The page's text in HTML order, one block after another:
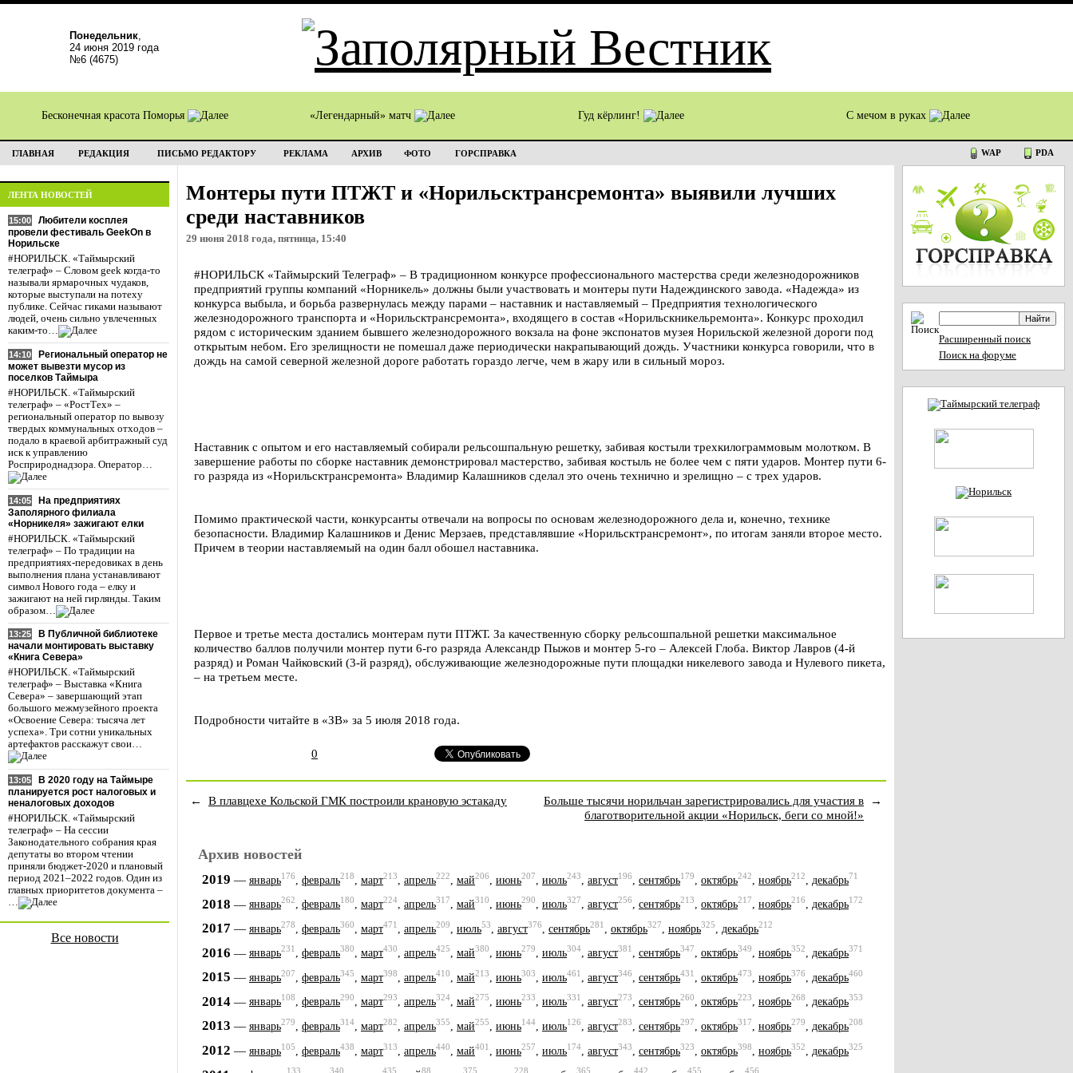
Понедельник,
24 июня 2019 года
№6 (4675)
Бесконечная красота Поморья «Легендарный» матч Гуд кёрлинг! С мечом в руках
ГЛАВНАЯ РЕДАКЦИЯ ПИСЬМО РЕДАКТОРУ РЕКЛАМА АРХИВ ФОТО ГОРСПРАВКА WAP PDA
ЛЕНТА НОВОСТЕЙ
15:00
Любители косплея
провели фестиваль GeekOn в
Норильске
#НОРИЛЬСК. «Таймырский
телеграф» – Словом geek когда-то
называли ярмарочных чудаков,
которые выступали на потеху
публике. Сейчас гиками называют
людей, очень сильно увлеченных
каким-то…
14:10
Региональный оператор не
может вывезти мусор из
поселков Таймыра
#НОРИЛЬСК. «Таймырский
телеграф» – «РостТех» –
региональный оператор по вывозу
твердых коммунальных отходов –
подало в краевой арбитражный суд
иск к управлению
Росприроднадзора. Оператор…
14:05
На предприятиях
Заполярного филиала
«Норникеля» зажигают елки
#НОРИЛЬСК. «Таймырский
телеграф» – По традиции на
предприятиях-передовиках в день
выполнения плана устанавливают
символ Нового года – елку и
зажигают на ней гирлянды. Таким
образом…
13:25
В Публичной библиотеке
начали монтировать выставку
«Книга Севера»
#НОРИЛЬСК. «Таймырский
телеграф» – Выставка «Книга
Севера» – завершающий этап
большого межмузейного проекта
«Освоение Севера: тысяча лет
успеха». Три сотни уникальных
артефактов расскажут свои…
13:05
В 2020 году на Таймыре
планируется рост налоговых и
неналоговых доходов
#НОРИЛЬСК. «Таймырский
телеграф» – На сессии
Законодательного собрания края
депутаты во втором чтении
приняли бюджет-2020 и плановый
период 2021–2022 годов. Один из
главных приоритетов документа –
…
Все новости
Монтеры пути ПТЖТ и «Норильсктрансремонта» выявили лучших
среди наставников
29 июня 2018 года, пятница, 15:40
#НОРИЛЬСК «Таймырский Телеграф» – В традиционном конкурсе профессионального мастерства среди железнодорожников
предприятий группы компаний «Норникель» должны были участвовать и монтеры пути Надеждинского завода. «Надежда» из
конкурса выбыла, и борьба развернулась между парами – наставник и наставляемый – Предприятия технологического
железнодорожного транспорта и «Норильсктрансремонта», входящего в состав «Норильскникельремонта». Конкурс проходил
рядом с историческим зданием бывшего железнодорожного вокзала на фоне экспонатов музея Норильской железной дороги под
открытым небом. Его зрелищности не помешал даже периодически накрапывающий дождь. Участники конкурса говорили, что в
дождь на самой северной железной дороге работать гораздо легче, чем в жару или в сильный мороз.
Наставник с опытом и его наставляемый собирали рельсошпальную решетку, забивая костыли трехкилограммовым молотком. В
завершение работы по сборке наставник демонстрировал мастерство, забивая костыль не более чем с пяти ударов. Монтер пути 6-
го разряда из «Норильсктрансремонта» Владимир Калашников сделал это очень технично и зрелищно – с трех ударов.
Помимо практической части, конкурсанты отвечали на вопросы по основам железнодорожного дела и, конечно, технике
безопасности. Владимир Калашников и Денис Мерзаев, представлявшие «Норильсктрансремонт», по итогам заняли второе место.
Причем в теории наставляемый на один балл обошел наставника.
Первое и третье места достались монтерам пути ПТЖТ. За качественную сборку рельсошпальной решетки максимальное
количество баллов получили монтер пути 6-го разряда Александр Пыжов и монтер 5-го – Алексей Глоба. Виктор Лавров (4-й
разряд) и Роман Чайковский (3-й разряд), обслуживающие железнодорожные пути площадки никелевого завода и Нулевого пикета,
– на третьем месте.
Подробности читайте в «ЗВ» за 5 июля 2018 года.
0
← В плавцехе Кольской ГМК построили крановую эстакаду
Больше тысячи норильчан зарегистрировались для участия в
благотворительной акции «Норильск, беги со мной!»
→
Архив новостей
2019 — январь176 февраль218 март213 апрель222 май206 июнь207 июль243 август196 сентябрь179 октябрь242 ноябрь212 декабрь71
2018 — январь262, февраль180, март224, апрель317, май310, июнь290, июль327, август256, сентябрь213, октябрь217, ноябрь216, декабрь172
2017 — январь278 февраль360 март471 апрель209 июль53 август376 сентябрь281 октябрь327 ноябрь325 декабрь212
2016 — январь231, февраль380, март430, апрель425, май380, июнь279, июль304, август381, сентябрь347, октябрь349, ноябрь352, декабрь371
2015 — январь207 февраль345 март398 апрель410 май213 июнь303 июль461 август346 сентябрь431 октябрь473 ноябрь376 декабрь460
2014 — январь108, февраль290, март293, апрель324, май275, июнь233, июль331, август273, сентябрь260, октябрь223, ноябрь268, декабрь353
2013 — январь279 февраль314 март282 апрель355 май255 июнь144 июль126 август283 сентябрь297 октябрь317 ноябрь279 декабрь208
2012 — январь105 февраль438 март313 апрель440 май401 июнь257 июль174 август343 сентябрь323 октябрь398 ноябрь352 декабрь325
133 340 435 88 375 228 365 442 455 456
Расширенный поиск
Поиск на форуме